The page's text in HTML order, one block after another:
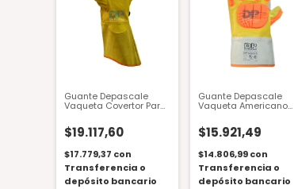
Guante Depascale
Vaqueta Covertor Para
$19.117,60
$17.779,37 con
Transferencia o
depósito bancario
Guante Depascale
Vaqueta Americano
Cadenero Antishock
12222X T.10
$15.921,49
$14.806,99con
Transferencia o
depósito bancario